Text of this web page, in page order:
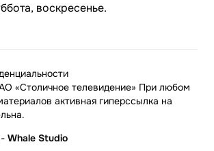
воскресенье.
«Столичное телевидение» При любом
активная гиперссылка на
- Whale Studio